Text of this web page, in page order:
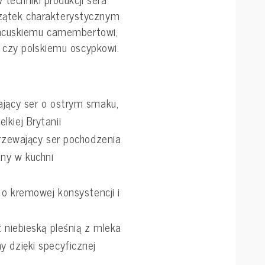
charakterystycznym
camembertowi,
polskiemu oscypkowi.
ser o ostrym smaku,
Brytanii
ser pochodzenia
w kuchni
kremowej konsystencji i
pleśnią z mleka
dzięki specyficznej